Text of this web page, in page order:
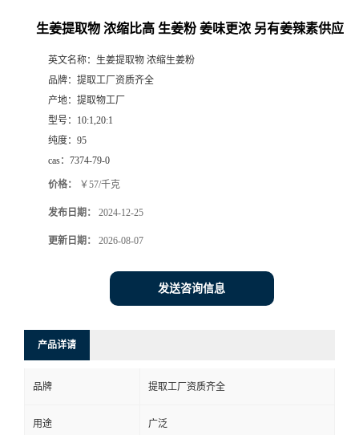
生姜提取物 浓缩比高 生姜粉 姜味更浓 另有姜辣素供应
英文名称： 生姜提取物 浓缩生姜粉
品牌： 提取工厂资质齐全
产地： 提取物工厂
型号： 10:1,20:1
纯度： 95
cas： 7374-79-0
价格： ￥57/千克
发布日期： 2024-12-25
更新日期： 2026-08-07
发送咨询信息
产品详请
品牌 提取工厂资质齐全
用途 广泛